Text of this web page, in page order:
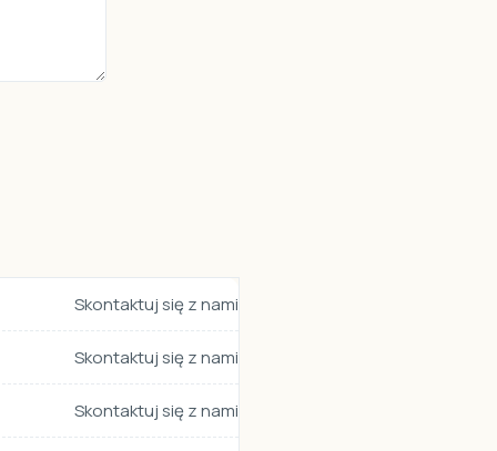
Skontaktuj się z nami
Skontaktuj się z nami
Skontaktuj się z nami